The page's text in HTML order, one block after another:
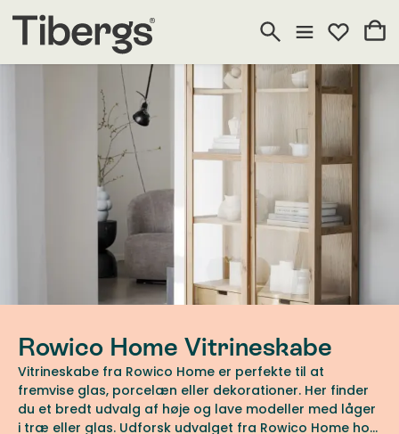
Rowico Home Vitrineskabe
Vitrineskabe fra Rowico Home er perfekte til at
fremvise glas, porcelæn eller dekorationer. Her finder
du et bredt udvalg af høje og lave modeller med låger
i træ eller glas. Udforsk udvalget fra Rowico Home hos